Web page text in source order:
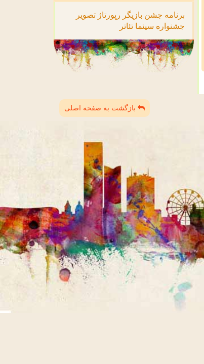
برنامه جشن بازیگر رپورتاژ تصویر
جشنواره سینما تئاتر
بازگشت به صفحه اصلی